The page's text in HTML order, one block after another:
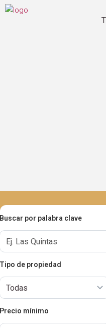
Buscar por palabra clave
Tipo de propiedad
Precio mínimo